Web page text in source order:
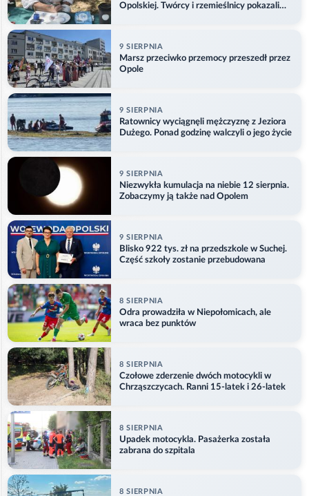
Opolskiej. Twórcy i rzemieślnicy pokazali
9 SIERPNIA
Marsz przeciwko przemocy przeszedł przez
Opole
9 SIERPNIA
Ratownicy wyciągnęli mężczyznę z Jeziora
Dużego. Ponad godzinę walczyli o jego życie
9 SIERPNIA
Niezwykła kumulacja na niebie 12 sierpnia.
Zobaczymy ją także nad Opolem
9 SIERPNIA
Blisko 922 tys. zł na przedszkole w Suchej.
Część szkoły zostanie przebudowana
8 SIERPNIA
Odra prowadziła w Niepołomicach, ale
wraca bez punktów
8 SIERPNIA
Czołowe zderzenie dwóch motocykli w
Chrząszczycach. Ranni 15-latek i 26-latek
8 SIERPNIA
Upadek motocykla. Pasażerka została
zabrana do szpitala
8 SIERPNIA